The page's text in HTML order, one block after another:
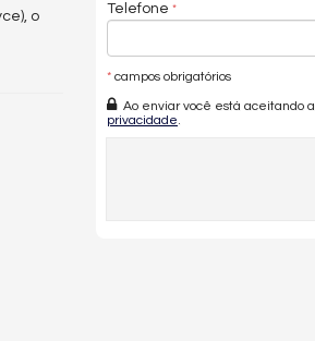
o
Telefone
* campos obrigatórios
Ao enviar você está aceitando a
privacidade